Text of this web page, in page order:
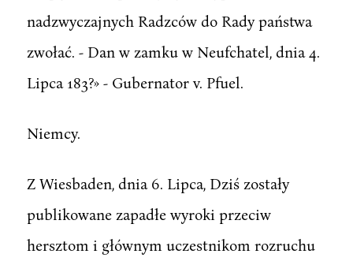
nadzwyczajnych Radzców do Rady państwa
zwołać. - Dan w zamku w Neufchatel, dnia 4.
Lipca 183?» - Gubernator v. Pfuel.
Niemcy.
Z Wiesbaden, dnia 6. Lipca, Dziś zostały
publikowane zapadłe wyroki przeciw
hersztom i głównym uczestnikom rozruchu